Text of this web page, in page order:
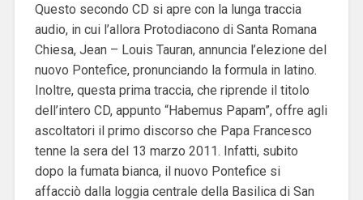
Questo secondo CD si apre con la lunga traccia
audio, in cui l’allora Protodiacono di Santa Romana
Chiesa, Jean – Louis Tauran, annuncia l’elezione del
nuovo Pontefice, pronunciando la formula in latino.
Inoltre, questa prima traccia, che riprende il titolo
dell’intero CD, appunto “Habemus Papam”, offre agli
ascoltatori il primo discorso che Papa Francesco
tenne la sera del 13 marzo 2011. Infatti, subito
dopo la fumata bianca, il nuovo Pontefice si
affacciò dalla loggia centrale della Basilica di San